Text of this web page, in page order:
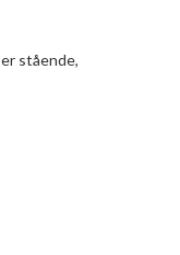
stående,